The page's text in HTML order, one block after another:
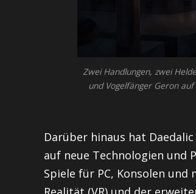
Zwei Handlungen, zwei
und Vogelfänger Geron
Darüber hinaus hat
auf neue Technologien
Spiele für PC, Konsolen